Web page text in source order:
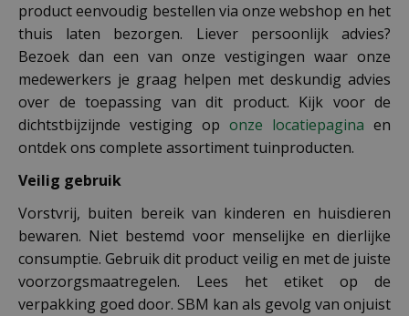
product eenvoudig bestellen via onze webshop en het
thuis laten bezorgen. Liever persoonlijk advies?
Bezoek dan een van onze vestigingen waar onze
medewerkers je graag helpen met deskundig advies
over de toepassing van dit product. Kijk voor de
dichtstbijzijnde vestiging op onze locatiepagina en
ontdek ons complete assortiment tuinproducten.
Veilig gebruik
Vorstvrij, buiten bereik van kinderen en huisdieren
bewaren. Niet bestemd voor menselijke en dierlijke
consumptie. Gebruik dit product veilig en met de juiste
voorzorgsmaatregelen. Lees het etiket op de
verpakking goed door. SBM kan als gevolg van onjuist